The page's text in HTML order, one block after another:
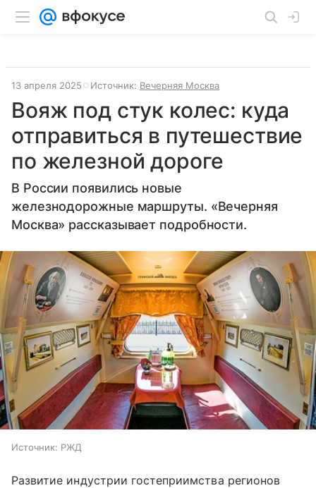
13 апреля 2025 Источник: Вечерняя Москва
Вояж под стук колес: куда
отправиться в путешествие
по железной дороге
В России появились новые
железнодорожные маршруты. «Вечерняя
Москва» рассказывает подробности.
Источник: РЖД
Развитие индустрии гостеприимства регионов